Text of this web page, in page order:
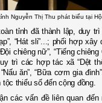
Nguyễn Thị Thu phát biểu tại
tỉnh đã thành lập, duy
“Hát sli”...; phối hợp
chiêng nữ”, “Tiếng chiêng
trì các hợp tác xã “Dệt
ăn”, “Bữa cơm gia
thiểu số đến cộng đồng.
các vấn đề liên quan